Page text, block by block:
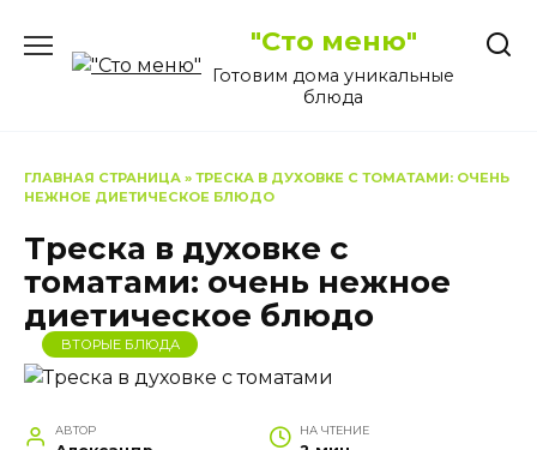
содержанию
"Сто меню"
Готовим дома уникальные
блюда
ГЛАВНАЯ СТРАНИЦА » ТРЕСКА В ДУХОВКЕ С ТОМАТАМИ: ОЧЕНЬ
НЕЖНОЕ ДИЕТИЧЕСКОЕ БЛЮДО
Треска в духовке с
томатами: очень нежное
диетическое блюдо
ВТОРЫЕ БЛЮДА
АВТОР НА ЧТЕНИЕ